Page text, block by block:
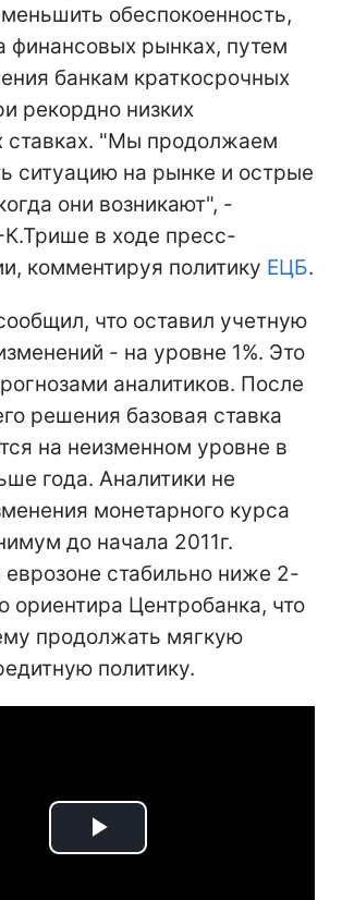
обеспокоенность,
рынках, путем
банкам краткосрочных
рекордно низких
ставках. "Мы продолжаем
ситуацию на рынке и острые
они возникают", -
в ходе пресс-
комментируя политику ЕЦБ.
что оставил учетную
- на уровне 1%. Это
аналитиков. После
решения базовая ставка
на неизменном уровне в
года. Аналитики не
монетарного курса
до начала 2011г.
стабильно ниже 2-
ориентира Центробанка, что
продолжать мягкую
политику.
Play